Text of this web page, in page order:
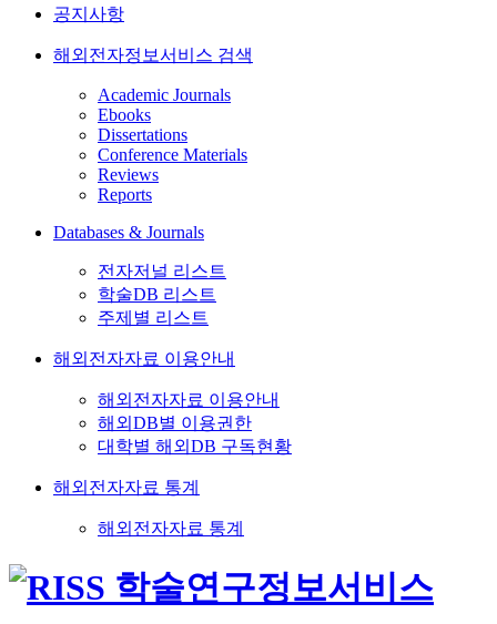
공지사항
해외전자정보서비스 검색
Academic Journals
Ebooks
Dissertations
Conference Materials
Reviews
Reports
Databases & Journals
전자저널 리스트
학술DB 리스트
주제별 리스트
해외전자자료 이용안내
해외전자자료 이용안내
해외DB별 이용권한
대학별 해외DB 구독현황
해외전자자료 통계
해외전자자료 통계